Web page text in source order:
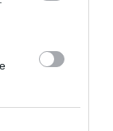
timp ce
bărbați)
bărbați și